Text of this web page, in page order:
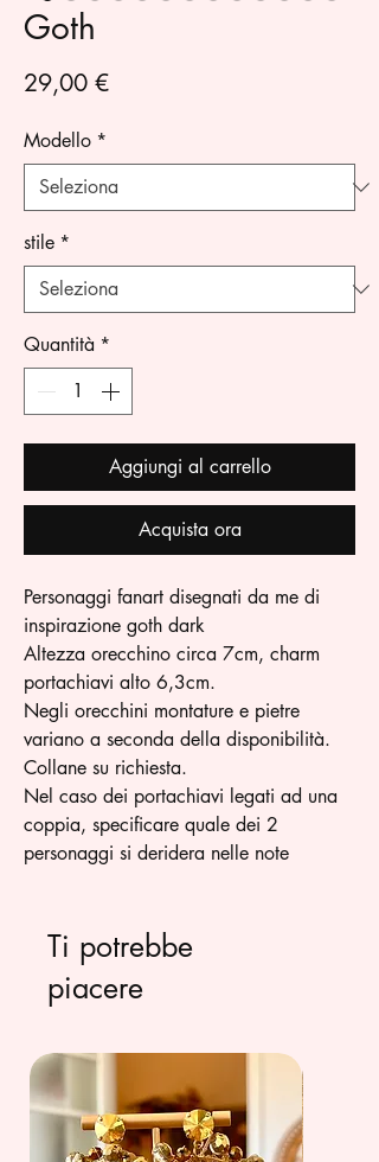
Goth
29,00 €Prezzo
Modello *
stile *
Quantità *
Aggiungi al carrello
Acquista ora
Personaggi fanart disegnati da me di
inspirazione goth dark
Altezza orecchino circa 7cm, charm
portachiavi alto 6,3cm.
Negli orecchini montature e pietre
variano a seconda della disponibilità.
Collane su richiesta.
Nel caso dei portachiavi legati ad una
coppia, specificare quale dei 2
personaggi si deridera nelle note
Ti potrebbe
piacere